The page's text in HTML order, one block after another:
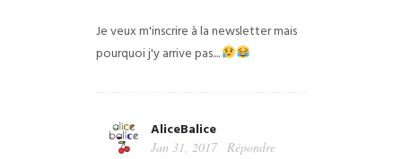
Je veux m'inscrire à la newsletter mais
pourquoi j'y arrive pas....
AliceBalice
Jan 31, 2017 Répondre